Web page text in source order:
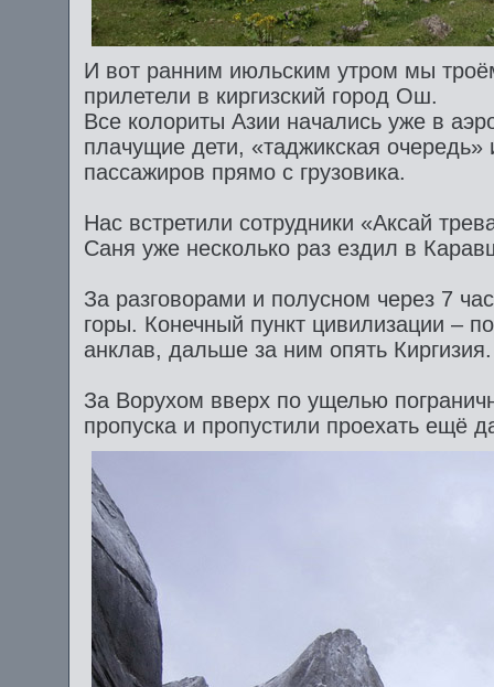
И вот ранним июльским утром мы
прилетели в киргизский город Ош.
Все колориты Азии начались уже в
плачущие дети, «таджикская
пассажиров прямо с грузовика.
Нас встретили сотрудники «Аксай
Саня уже несколько раз ездил в
За разговорами и полусном через 7
горы. Конечный пункт цивилизации –
анклав, дальше за ним опять Киргизия.
За Ворухом вверх по ущелью
пропуска и пропустили проехать ещё